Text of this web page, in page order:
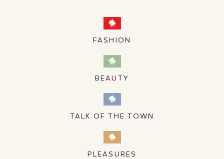
FASHION
BEAUTY
TALK OF THE TOWN
PLEASURES